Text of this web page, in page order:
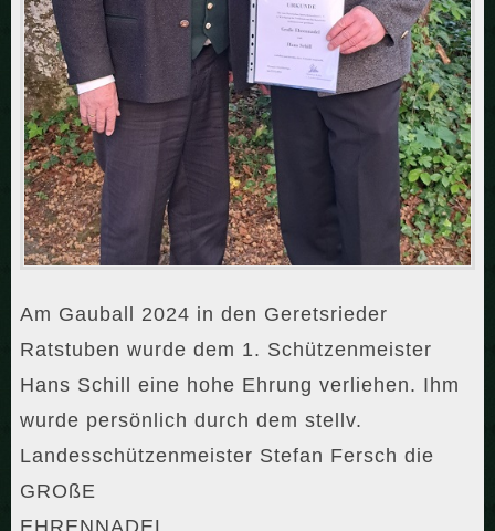
Am Gauball 2024 in den Geretsrieder
Ratstuben wurde dem 1. Schützenmeister
Hans Schill eine hohe Ehrung verliehen. Ihm
wurde persönlich durch dem stellv.
Landesschützenmeister Stefan Fersch die
GROßE